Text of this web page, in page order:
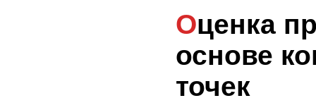
Оценка прогресса на
основе
точек